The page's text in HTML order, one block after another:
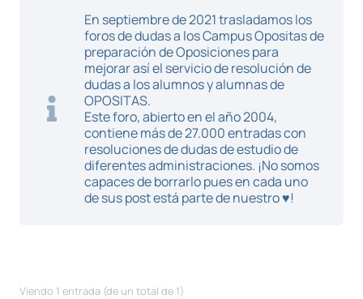
En septiembre de 2021 trasladamos los
foros de dudas a los Campus Opositas de
preparación de Oposiciones para
mejorar así el servicio de resolución de
dudas a los alumnos y alumnas de
OPOSITAS.
Este foro, abierto en el año 2004,
contiene más de 27.000 entradas con
resoluciones de dudas de estudio de
diferentes administraciones. ¡No somos
capaces de borrarlo pues en cada uno
de sus post está parte de nuestro ♥!
Viendo 1 entrada (de un total de 1)